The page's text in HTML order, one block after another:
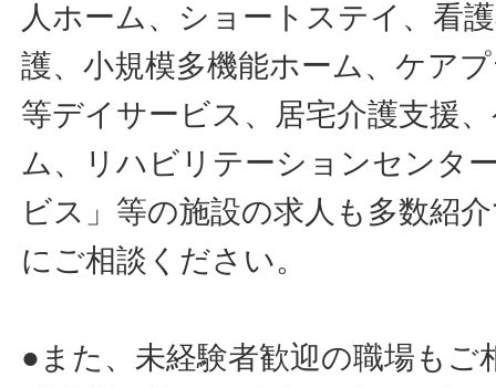
人ホーム、ショートステイ、看
護、小規模多機能ホーム、ケア
等デイサービス、居宅介護支援
ム、リハビリテーションセンタ
ビス」等の施設の求人も多数紹
にご相談ください。
●また、未経験者歓迎の職場もご